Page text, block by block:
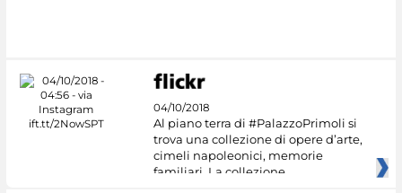
04/10/2018
Al piano terra di #PalazzoPrimoli si
trova una collezione di opere d’arte,
cimeli napoleonici, memorie
familiari. La collezione